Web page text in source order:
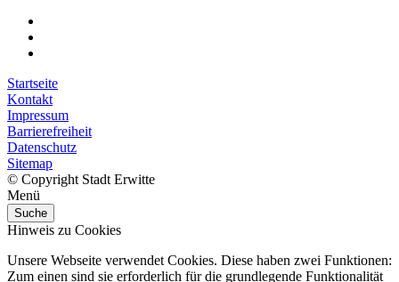
Startseite
Kontakt
Impressum
Barrierefreiheit
Datenschutz
Sitemap
© Copyright Stadt Erwitte
Menü
Suche
Hinweis zu Cookies
Unsere Webseite verwendet Cookies. Diese haben zwei Funktionen:
Zum einen sind sie erforderlich für die grundlegende Funktionalität